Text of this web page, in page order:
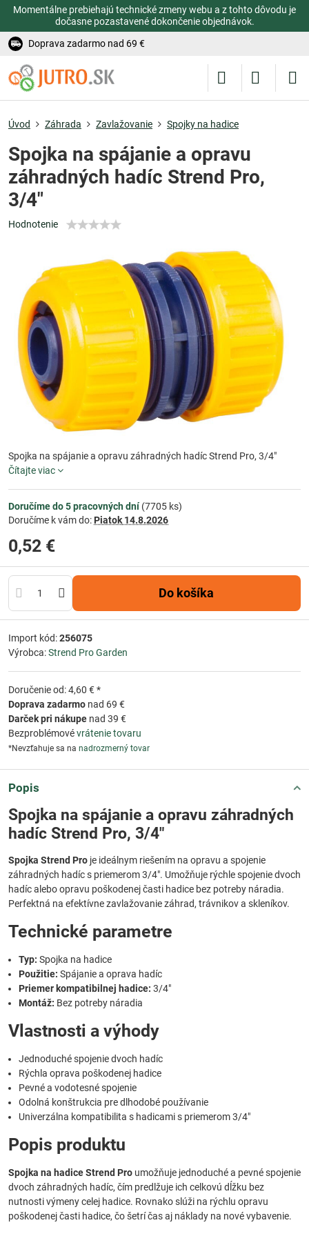
Momentálne prebiehajú technické zmeny webu a z tohto dôvodu je
dočasne pozastavené dokončenie objednávok.
Doprava zadarmo nad 69 €
Úvod Záhrada Zavlažovanie Spojky na hadice
Spojka na spájanie a opravu
záhradných hadíc Strend Pro,
3/4"
Hodnotenie
Spojka na spájanie a opravu záhradných hadíc Strend Pro, 3/4"
Čítajte viac
Doručíme do 5 pracovných dní(7705 ks)
Doručíme k vám do: Piatok 14.8.2026
0,52 €
Do košíka
Import kód:256075
Výrobca:Strend Pro Garden
Doručenie od: 4,60 € *
Doprava zadarmo nad 69 €
Darček pri nákupe nad 39 €
Bezproblémovévrátenie tovaru
*Nevzťahuje sa na nadrozmerný tovar
Popis
Spojka na spájanie a opravu záhradných
hadíc Strend Pro, 3/4"
Spojka Strend Pro je ideálnym riešením na opravu a spojenie
záhradných hadíc s priemerom 3/4". Umožňuje rýchle spojenie dvoch
hadíc alebo opravu poškodenej časti hadice bez potreby náradia.
Perfektná na efektívne zavlažovanie záhrad, trávnikov a skleníkov.
Technické parametre
Typ: Spojka na hadice
Použitie: Spájanie a oprava hadíc
Priemer kompatibilnej hadice: 3/4"
Montáž: Bez potreby náradia
Vlastnosti a výhody
Jednoduché spojenie dvoch hadíc
Rýchla oprava poškodenej hadice
Pevné a vodotesné spojenie
Odolná konštrukcia pre dlhodobé používanie
Univerzálna kompatibilita s hadicami s priemerom 3/4"
Popis produktu
Spojka na hadice Strend Pro umožňuje jednoduché a pevné spojenie
dvoch záhradných hadíc, čím predlžuje ich celkovú dĺžku bez
nutnosti výmeny celej hadice. Rovnako slúži na rýchlu opravu
poškodenej časti hadice, čo šetrí čas aj náklady na nové vybavenie.